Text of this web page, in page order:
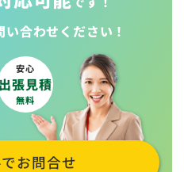
い合わせください！
安心
出張見積
無料
お問合せ